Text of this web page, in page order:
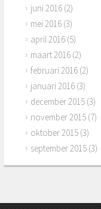
juni 2016 (2)
mei 2016 (3)
april 2016 (5)
maart 2016 (2)
februari 2016 (2)
januari 2016 (3)
december 2015 (3)
november 2015 (7)
oktober 2015 (3)
september 2015 (3)